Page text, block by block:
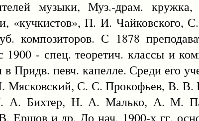
музыки, Муз.-драм.
«кучкистов», П. И. Чайковского,
композиторов. С 1878
1900 - спец. теоретич. классы и
Придв. певч. капелле. Среди его
Мясковский, С. С. Прокофьев, В.
А. Бихтер, Н. А. Малько, А. М.
и др. До нач. 1900-х гг.